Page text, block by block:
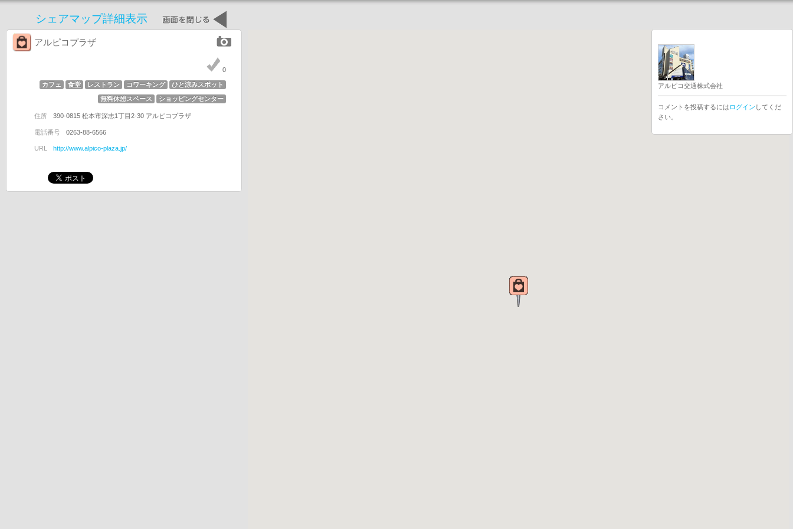
シェアマップ詳細表示
アルピコプラザ
0
カフェ 食堂 レストラン コワーキング
ひと涼みスポット
無料休憩スペース
ショッピングセンター
住所 390-0815 松本市深志1丁目2-30 アルピコプラザ
電話番号 0263-88-6566
URL http://www.alpico-plaza.jp/
アルピコ交通株式会社
コメントを投稿するには ログイン してくだ
さい。